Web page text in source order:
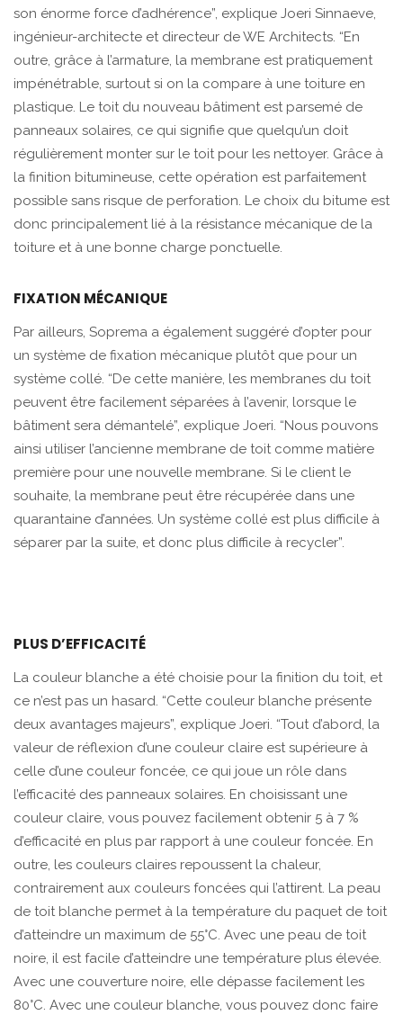
son énorme force d’adhérence”, explique Joeri Sinnaeve,
ingénieur-architecte et directeur de WE Architects. “En
outre, grâce à l’armature, la membrane est pratiquement
impénétrable, surtout si on la compare à une toiture en
plastique. Le toit du nouveau bâtiment est parsemé de
panneaux solaires, ce qui signifie que quelqu’un doit
régulièrement monter sur le toit pour les nettoyer. Grâce à
la finition bitumineuse, cette opération est parfaitement
possible sans risque de perforation. Le choix du bitume est
donc principalement lié à la résistance mécanique de la
toiture et à une bonne charge ponctuelle.
FIXATION MÉCANIQUE
Par ailleurs, Soprema a également suggéré d’opter pour
un système de fixation mécanique plutôt que pour un
système collé. “De cette manière, les membranes du toit
peuvent être facilement séparées à l’avenir, lorsque le
bâtiment sera démantelé”, explique Joeri. “Nous pouvons
ainsi utiliser l’ancienne membrane de toit comme matière
première pour une nouvelle membrane. Si le client le
souhaite, la membrane peut être récupérée dans une
quarantaine d’années. Un système collé est plus difficile à
séparer par la suite, et donc plus difficile à recycler”.
PLUS D’EFFICACITÉ
La couleur blanche a été choisie pour la finition du toit, et
ce n’est pas un hasard. “Cette couleur blanche présente
deux avantages majeurs”, explique Joeri. “Tout d’abord, la
valeur de réflexion d’une couleur claire est supérieure à
celle d’une couleur foncée, ce qui joue un rôle dans
l’efficacité des panneaux solaires. En choisissant une
couleur claire, vous pouvez facilement obtenir 5 à 7 %
d’efficacité en plus par rapport à une couleur foncée. En
outre, les couleurs claires repoussent la chaleur,
contrairement aux couleurs foncées qui l’attirent. La peau
de toit blanche permet à la température du paquet de toit
d’atteindre un maximum de 55°C. Avec une peau de toit
noire, il est facile d’atteindre une température plus élevée.
Avec une couverture noire, elle dépasse facilement les
80°C. Avec une couleur blanche, vous pouvez donc faire